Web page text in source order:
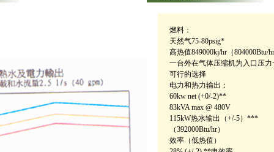
燃料：
天然气75-80psig*
高热值849000kj/hr（804000Btu/hr
一台外在气体压缩机为入口压力
可行的选择
电力和热力输出：
60kw net (+0/-2)**
83kVAmax @ 480V
115kW热水输出（+/-5）***
（392000Btu/hr）
效率（低热值）